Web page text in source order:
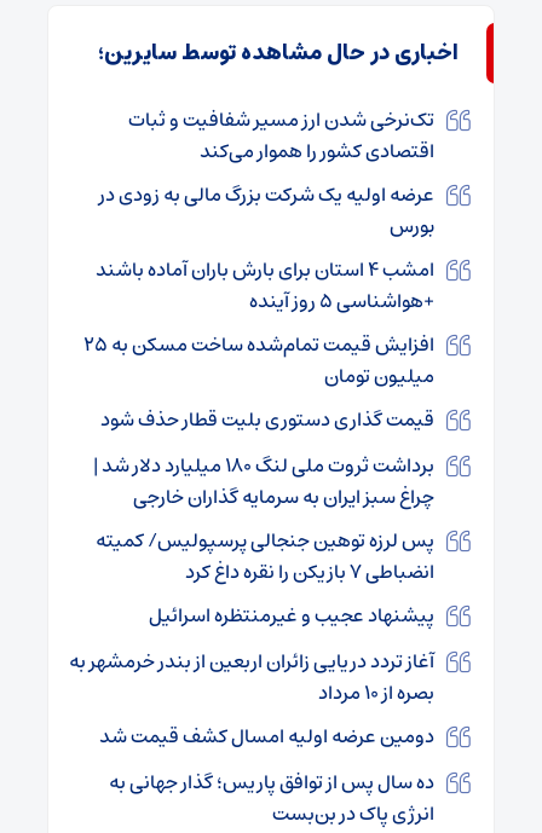
اخباری در حال مشاهده توسط سایرین؛
تک‌نرخی شدن ارز مسیر شفافیت و ثبات
اقتصادی کشور را هموار می‌کند
عرضه اولیه یک شرکت بزرگ مالی به زودی در
بورس
امشب ۴ استان برای بارش باران آماده باشند
+هواشناسی ۵ روز آینده
افزایش قیمت تمام‌شده ساخت مسکن به ۲۵
میلیون تومان
قیمت گذاری دستوری بلیت قطار حذف شود
برداشت ثروت ملی لنگ ۱۸۰ میلیارد دلار شد |
چراغ سبز ایران به سرمایه گذاران خارجی
پس لرزه توهین جنجالی پرسپولیس/ کمیته
انضباطی ۷ بازیکن را نقره داغ کرد
پیشنهاد عجیب و غیرمنتظره اسرائیل
آغاز تردد دریایی زائران اربعین از بندر خرمشهر به
بصره از ۱۰ مرداد
دومین عرضه اولیه امسال کشف قیمت شد
ده سال پس از توافق پاریس؛ گذار جهانی به
انرژی پاک در بن‌بست